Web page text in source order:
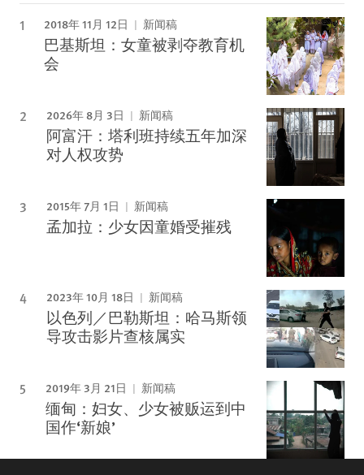
2018年 11月 12日 新闻稿
巴基斯坦：女童被剥夺教育机
会
2026年 8月 3日 新闻稿
阿富汗：塔利班持续五年加深
对人权攻势
2015年 7月 1日 新闻稿
孟加拉：少女因童婚受摧残
2023年 10月 18日 新闻稿
以色列／巴勒斯坦：哈马斯领
导攻击影片查核属实
2019年 3月 21日 新闻稿
缅甸：妇女、少女被贩运到中
国作‘新娘’